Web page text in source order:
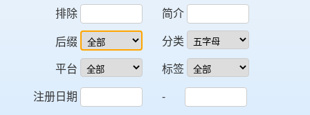
排除
简介
后缀
平台
分类
标签
注册日期
-